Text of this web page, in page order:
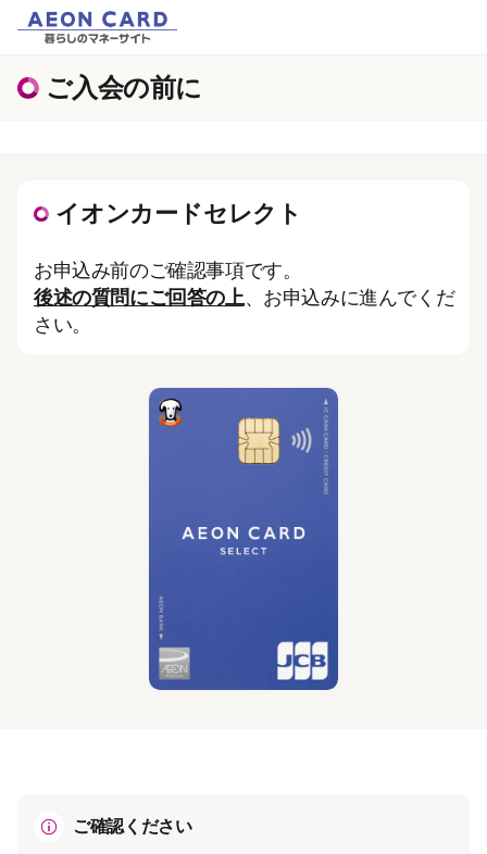
ご入会の前に
イオンカードセレクト
お申込み前のご確認事項です。
後述の質問にご回答の上、お申込みに進んでくだ
さい。
ご確認ください